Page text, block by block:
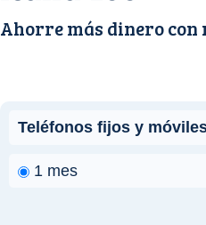
Ahorre más dinero con
Teléfonos fijos y
1 mes